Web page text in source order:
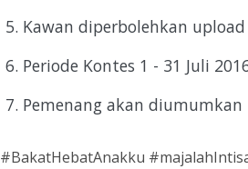
Kawan diperbolehkan
Periode Kontes 1 - 31 Juli
Pemenang akan
#BakatHebatAnakku